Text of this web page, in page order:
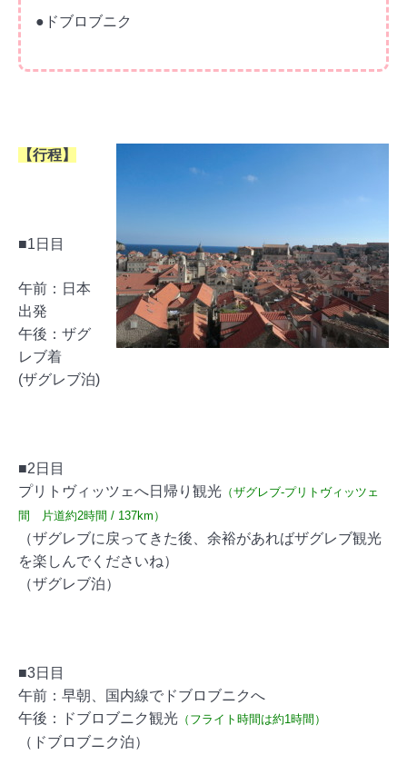
●ドブロブニク
【行程】
■1日目
午前：日本
出発
午後：ザグ
レブ着
(ザグレブ泊)
■2日目
プリトヴィッツェへ日帰り観光 （ザグレブ-プリトヴィッツェ
間 片道約2時間 / 137km）
（ザグレブに戻ってきた後、余裕があればザグレブ観光
を楽しんでくださいね）
（ザグレブ泊）
■3日目
午前：早朝、国内線でドブロブニクへ
午後：ドブロブニク観光 （フライト時間は約1時間）
（ドブロブニク泊）